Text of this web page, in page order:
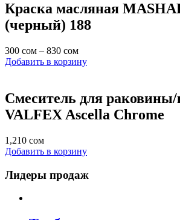
Краска масляная
(черный) 188
300 сом – 830 сом
Добавить в корзину
Смеситель для
VALFEX Ascella Chrome
1,210 сом
Добавить в корзину
Лидеры продаж